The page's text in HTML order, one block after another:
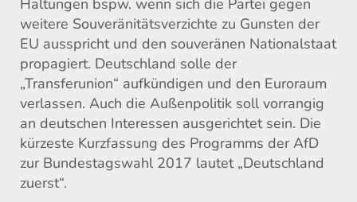
Haltungen bspw. wenn sich die Partei gegen
weitere Souveränitätsverzichte zu Gunsten der
EU ausspricht und den souveränen Nationalstaat
propagiert. Deutschland solle der
„Transferunion“ aufkündigen und den Euroraum
verlassen. Auch die Außenpolitik soll vorrangig
an deutschen Interessen ausgerichtet sein. Die
kürzeste Kurzfassung des Programms der AfD
zur Bundestagswahl 2017 lautet „Deutschland
zuerst“.